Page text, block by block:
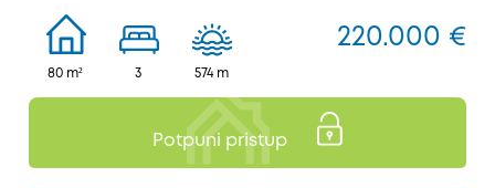
80 m² 3 574 m
220.000 €
Potpuni pristup